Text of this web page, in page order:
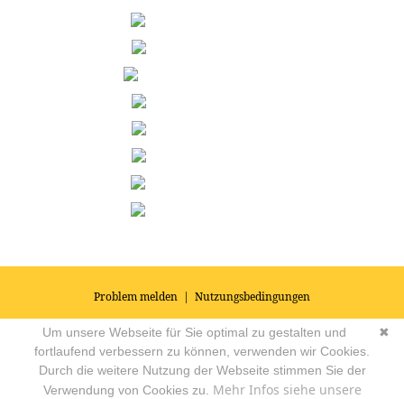
Problem melden | Nutzungsbedingungen
© 2026Impressum|Datenschutz|AGB's| Yoga Vidya Community -
Forum für Yoga, Meditation und Ayurveda Powered by
✖
Um unsere Webseite für Sie optimal zu gestalten und
fortlaufend verbessern zu können, verwenden wir Cookies.
Durch die weitere Nutzung der Webseite stimmen Sie der
Verwendung von Cookies zu. Mehr Infos siehe unsere